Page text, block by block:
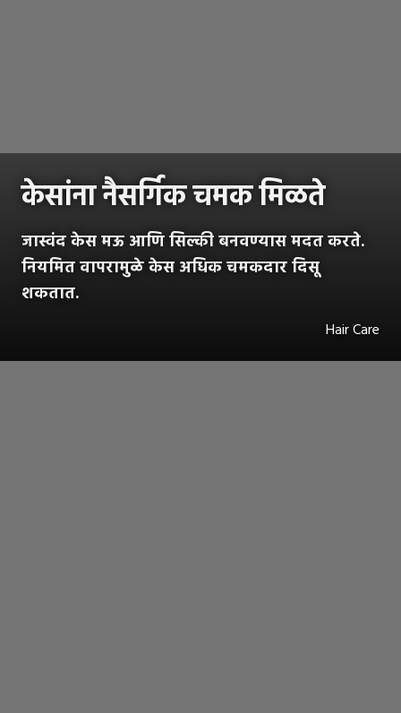
केसांना नैसर्गिक चमक मिळते
जास्वंद केस मऊ आणि सिल्की बनवण्यास मदत करते.
नियमित वापरामुळे केस अधिक चमकदार दिसू
शकतात.
Hair Care